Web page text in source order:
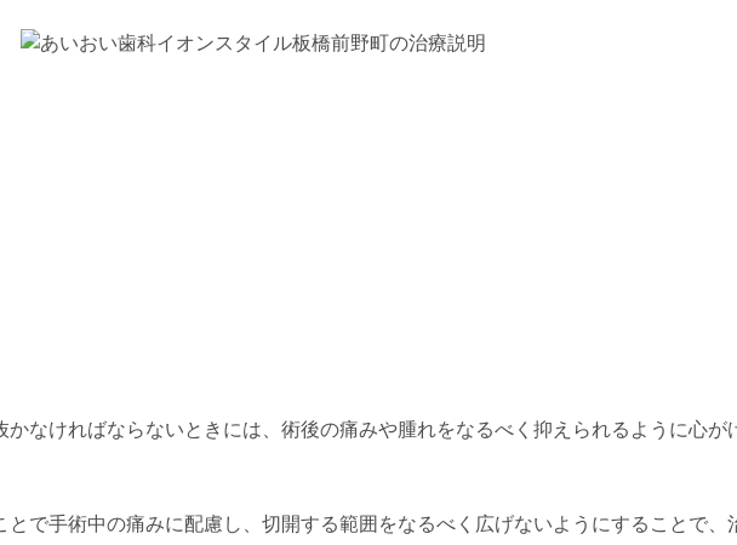
かなければならないときには、術後の痛みや腫れをなるべく抑えられるように心が
とで手術中の痛みに配慮し、切開する範囲をなるべく広げないようにすることで、